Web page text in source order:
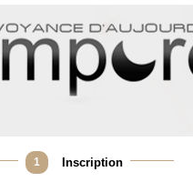
1 Inscription